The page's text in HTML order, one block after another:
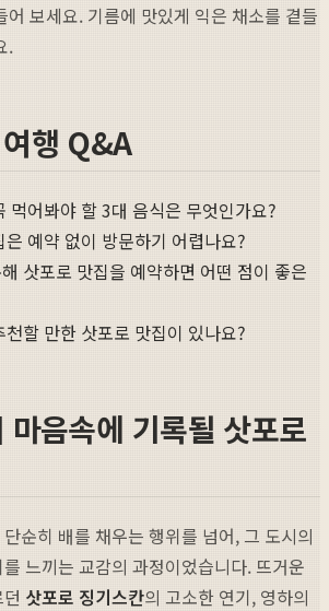
어 보세요. 기름에 맛있게 익은 채소를 곁들
.
행 Q&A
먹어봐야 할 3대 음식은 무엇인가요?
예약 없이 방문하기 어렵나요?
삿포로 맛집을 예약하면 어떤 점이 좋은
할 만한 삿포로 맛집이 있나요?
마음속에 기록될 삿포로
순히 배를 채우는 행위를 넘어, 그 도시의
느끼는 교감의 과정이었습니다. 뜨거운
삿포로 징기스칸의 고소한 연기, 영하의